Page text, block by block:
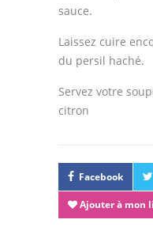
sauce.
Laissez cuire
du persil haché.
Servez votre
citron
Facebook
Ajouter à mon